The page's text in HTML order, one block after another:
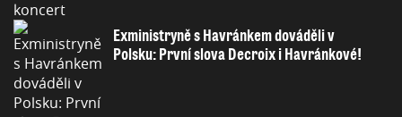
Exministryně s Havránkem dováděli v
Polsku: První slova Decroix i Havránkové!